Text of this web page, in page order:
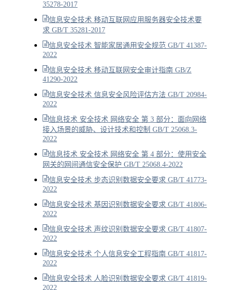
35278-2017
信息安全技术 移动互联网应用服务器安全技术要
求 GB/T 35281-2017
信息安全技术 智能家居通用安全规范 GB/T 41387-
2022
信息安全技术 移动互联网安全审计指南 GB/Z
41290-2022
信息安全技术 信息安全风险评估方法 GB/T 20984-
2022
信息技术 安全技术 网络安全 第 3 部分：面向网络
接入场景的威胁、设计技术和控制 GB/T 25068.3-
2022
信息技术 安全技术 网络安全 第 4 部分：使用安全
网关的网间通信安全保护 GB/T 25068.4-2022
信息安全技术 步态识别数据安全要求 GB/T 41773-
2022
信息安全技术 基因识别数据安全要求 GB/T 41806-
2022
信息安全技术 声纹识别数据安全要求 GB/T 41807-
2022
信息安全技术 个人信息安全工程指南 GB/T 41817-
2022
信息安全技术 人脸识别数据安全要求 GB/T 41819-
2022